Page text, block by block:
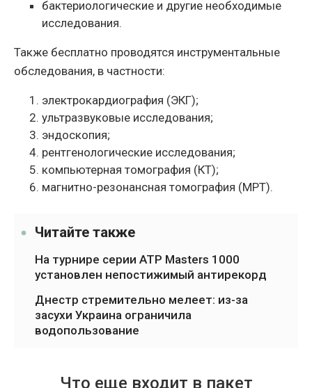
бактериологические и другие необходимые
исследования.
Также бесплатно проводятся инструментальные
обследования, в частности:
электрокардиография (ЭКГ);
ультразвуковые исследования;
эндоскопия;
рентгенологические исследования;
компьютерная томография (КТ);
магнитно-резонансная томография (МРТ).
Читайте также
На турнире серии ATP Masters 1000
установлен непостижимый антирекорд
Днестр стремительно мелеет: из-за
засухи Украина ограничила
водопользование
Что еще входит в пакет